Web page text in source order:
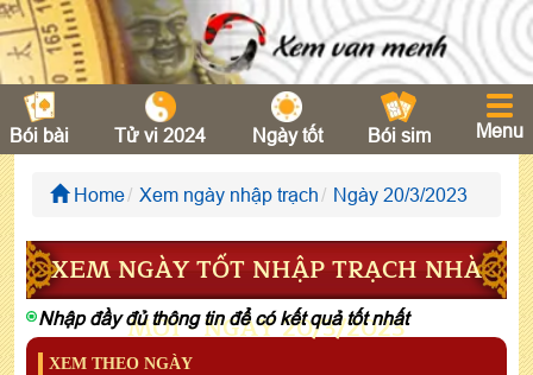
Bói bài Tử vi 2024 Ngày tốt Bói sim Menu
Home Xem ngày nhập trạch Ngày 20/3/2023
XEM NGÀY TỐT NHẬP TRẠCH NHÀ
MỚI - NGÀY 20/3/2023
Nhập đầy đủ thông tin để có kết quả tốt nhất
XEM THEO NGÀY